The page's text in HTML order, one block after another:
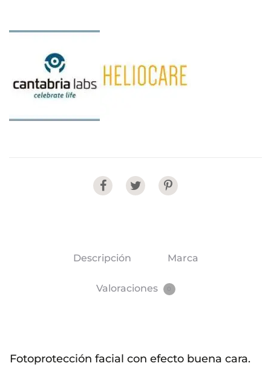
Share
Descripción Marca
Valoraciones
Fotoprotección facial con efecto buena cara.